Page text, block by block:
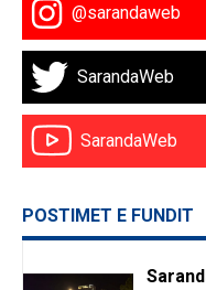
@sarandaweb
SarandaWeb
SarandaWeb
POSTIMET E FUNDIT